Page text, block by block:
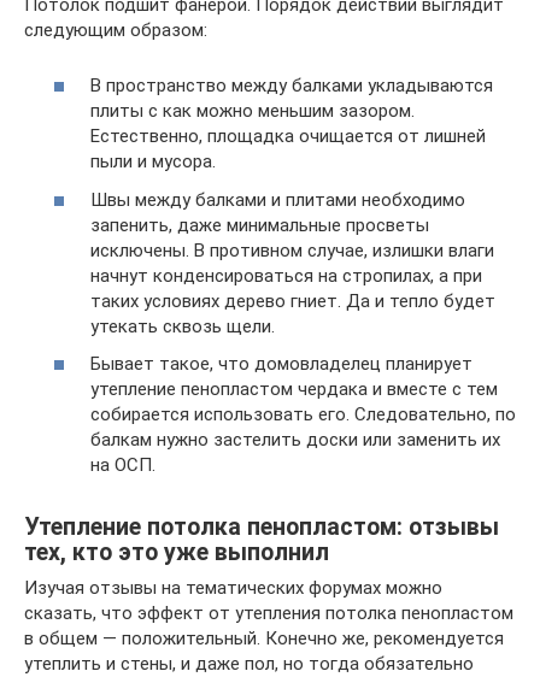
Потолок подшит фанерой. Порядок действий выглядит
следующим образом:
В пространство между балками укладываются
плиты с как можно меньшим зазором.
Естественно, площадка очищается от лишней
пыли и мусора.
Швы между балками и плитами необходимо
запенить, даже минимальные просветы
исключены. В противном случае, излишки влаги
начнут конденсироваться на стропилах, а при
таких условиях дерево гниет. Да и тепло будет
утекать сквозь щели.
Бывает такое, что домовладелец планирует
утепление пенопластом чердака и вместе с тем
собирается использовать его. Следовательно, по
балкам нужно застелить доски или заменить их
на ОСП.
Утепление потолка пенопластом: отзывы
тех, кто это уже выполнил
Изучая отзывы на тематических форумах можно
сказать, что эффект от утепления потолка пенопластом
в общем — положительный. Конечно же, рекомендуется
утеплить и стены, и даже пол, но тогда обязательно